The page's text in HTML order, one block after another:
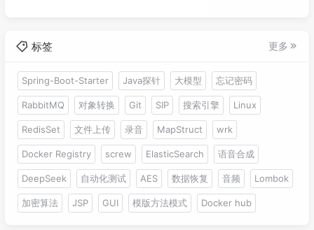
标签 更多
Spring-Boot-Starter Java探针 大模型 忘记密码
RabbitMQ 对象转换 Git SIP 搜索引擎 Linux
RedisSet 文件上传 录音 MapStruct wrk
Docker Registry screw ElasticSearch 语音合成
DeepSeek 自动化测试 AES 数据恢复 音频 Lombok
加密算法 JSP GUI 模版方法模式 Docker hub